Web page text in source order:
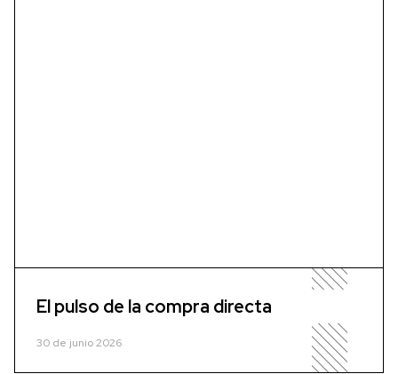
El pulso de la compra directa
30 de junio 2026